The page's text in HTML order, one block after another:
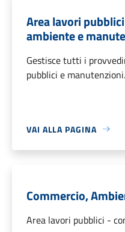
Area lavori
ambiente e
Gestisce tutti i
pubblici e manutenzioni.
VAI ALLA PAGINA
Commercio,
Area lavori pubblici -